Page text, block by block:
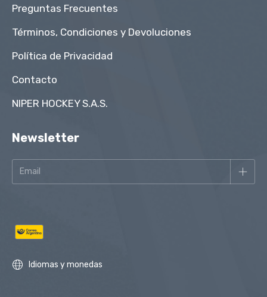
Preguntas Frecuentes
Términos, Condiciones y Devoluciones
Política de Privacidad
Contacto
NIPER HOCKEY S.A.S.
Newsletter
Idiomas y monedas